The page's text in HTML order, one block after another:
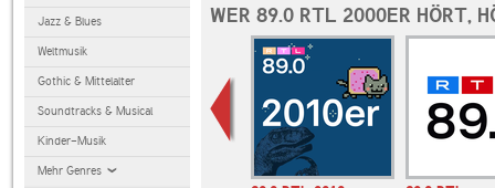
Jazz & Blues
Weltmusik
Gothic & Mittelalter
Soundtracks & Musical
Kinder-Musik
Mehr Genres
WER 89.0 RTL 2000ER HÖRT,